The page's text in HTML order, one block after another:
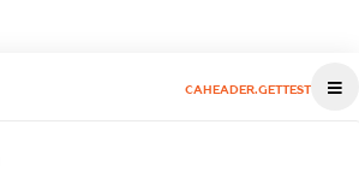
CAHEADER.GETTEST